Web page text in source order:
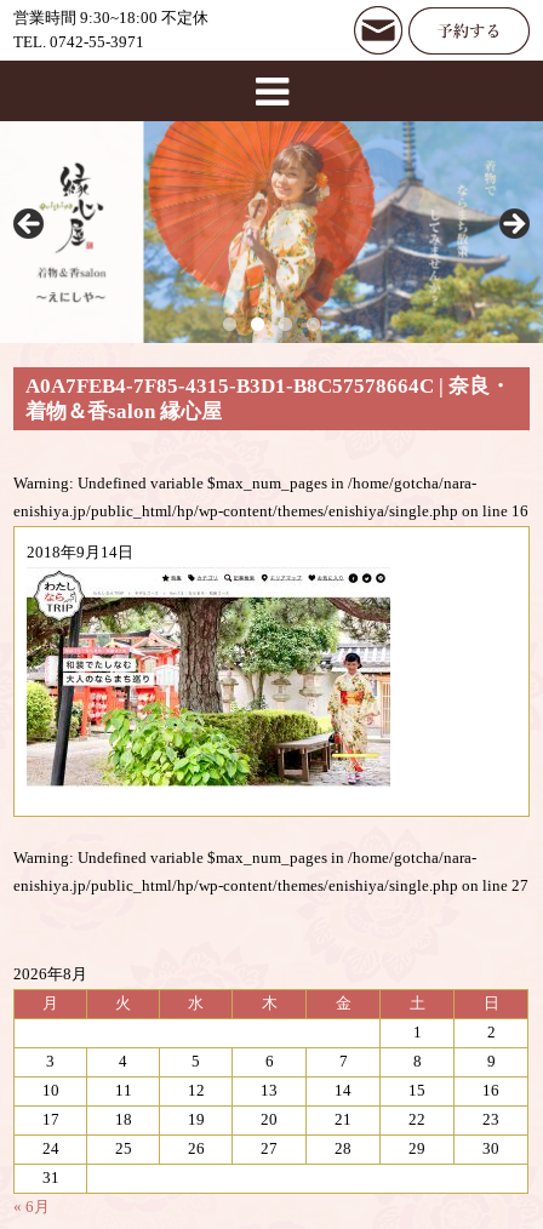
営業時間 9:30~18:00 不定休
TEL. 0742-55-3971
A0A7FEB4-7F85-4315-B3D1-B8C57578664C | 奈良・
着物＆香salon 縁心屋
Warning: Undefined variable $max_num_pages in/home/gotcha/nara-
enishiya.jp/public_html/hp/wp-content/themes/enishiya/single.php on line 16
2018年9月14日
Warning: Undefined variable $max_num_pages in/home/gotcha/nara-
enishiya.jp/public_html/hp/wp-content/themes/enishiya/single.php on line27
2026年8月
月
火 水 木 金 土
日
1
2
3
4 5 6 7 8
9
10
11 12 13 14 15
16
17
18 19 20 21 22
23
24
25 26 27 28 29
30
31
« 6月